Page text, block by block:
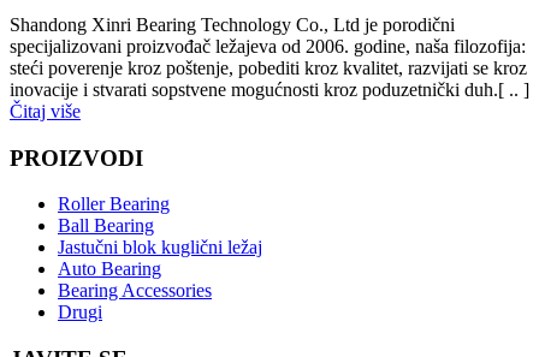
Shandong Xinri Bearing Technology Co., Ltd je porodični
specijalizovani proizvođač ležajeva od 2006. godine, naša filozofija:
steći poverenje kroz poštenje, pobediti kroz kvalitet, razvijati se kroz
inovacije i stvarati sopstvene mogućnosti kroz poduzetnički duh.[ .. ]
Čitaj više
PROIZVODI
Roller Bearing
Ball Bearing
Jastučni blok kuglični ležaj
Auto Bearing
Bearing Accessories
Drugi